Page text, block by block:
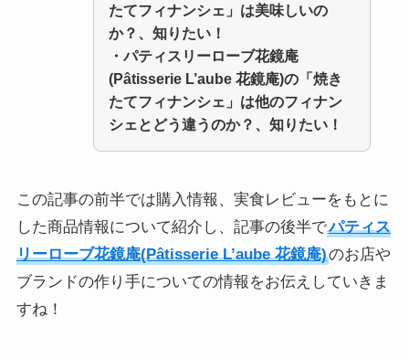
たてフィナンシェ」 は美味しいの
か？、知りたい！
・パティスリーローブ花鏡庵
(Pâtisserie L’aube 花鏡庵)の「焼き
たてフィナンシェ」 は他のフィナン
シェとどう違うのか？、知りたい！
この記事の前半では購入情報、実食レビューをもとに
した商品情報について紹介し、記事の後半でパティス
リーローブ花鏡庵(Pâtisserie L’aube 花鏡庵)のお店や
ブランドの作り手についての情報をお伝えしていきま
すね！